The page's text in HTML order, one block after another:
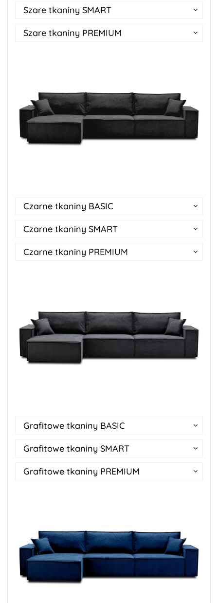
Szare tkaniny SMART
Szare tkaniny PREMIUM
Czarne tkaniny BASIC
Czarne tkaniny SMART
Czarne tkaniny PREMIUM
Grafitowe tkaniny BASIC
Grafitowe tkaniny SMART
Grafitowe tkaniny PREMIUM